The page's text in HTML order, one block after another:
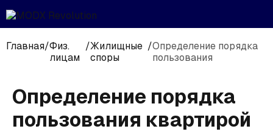
Главная/Физ.
лицам
/Жилищные
споры
/Определение порядка
пользования
Определение порядка
пользования квартирой